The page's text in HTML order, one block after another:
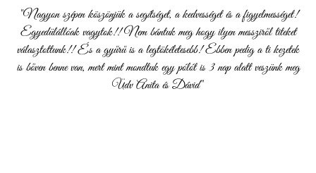
"Nagyon szépen köszönjük a segítséget, a kedvességet és a figyelmességet!
Egyedülállóak vagytok!! Nem bántuk meg hogy ilyen messziről titeket
választottunk!! És a gyűrű is a legtökéletesebb! Ebben pedig a ti kezetek
is bőven benne van, mert mint mondtuk egy pólót is 3 nap alatt veszünk meg
Üdv Anita és Dávid"